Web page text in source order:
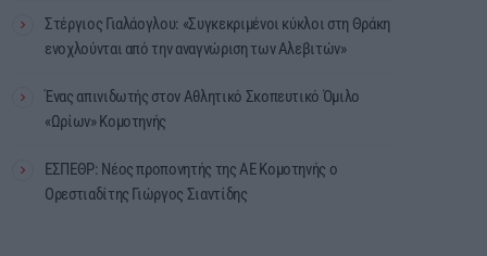
Στέργιος Γιαλάογλου: «Συγκεκριμένοι κύκλοι στη Θράκη
ενοχλούνται από την αναγνώριση των Αλεβιτών»
Ένας απινιδωτής στον Αθλητικό Σκοπευτικό Όμιλο
«Ωρίων» Κομοτηνής
ΕΣΠΕΘΡ: Νέος προπονητής της ΑΕ Κομοτηνής ο
Ορεστιαδίτης Γιώργος Σιαντίδης